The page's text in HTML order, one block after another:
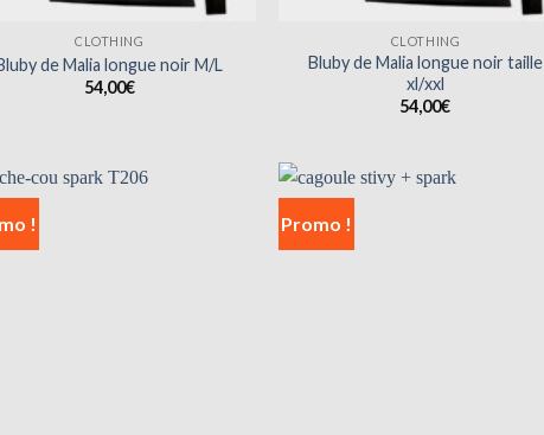
CLOTHING
de Malia longue noir M/L
54,00€
CLOTHING
Bluby de Malia longue noir taille
xl/xxl
54,00€
! Promo !